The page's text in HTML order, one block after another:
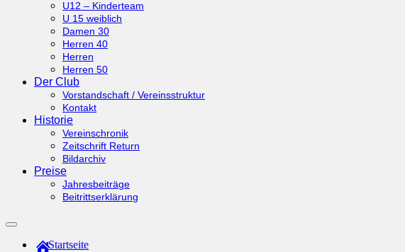
U12 – Kinderteam
U 15 weiblich
Damen 30
Herren 40
Herren
Herren 50
Der Club
Vorstandschaft / Vereinsstruktur
Kontakt
Historie
Vereinschronik
Zeitschrift Return
Bildarchiv
Preise
Jahresbeiträge
Beitrittserklärung
Suchfeld
ein-/ausblendenStartseite